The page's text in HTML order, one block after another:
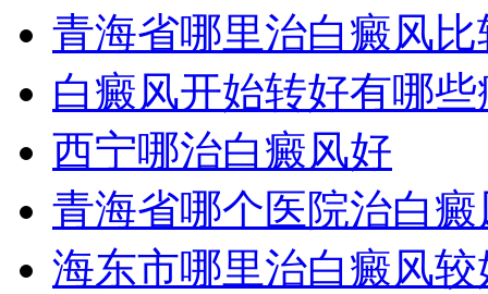
青海省哪里治白癜风比
白癜风开始转好有哪
西宁哪治白癜风好
青海省哪个医院治白
海东市哪里治白癜风较